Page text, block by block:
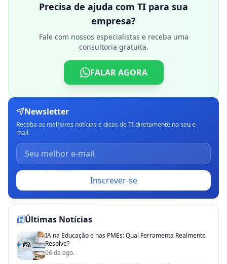
Precisa de ajuda com TI para sua
empresa?
Fale com nossos especialistas e receba uma
consultoria gratuita.
FALAR AGORA
Newsletter
Receba as melhores notícias e dicas de TI diretamente no seu e-
mail.
Inscrever-se
Últimas Notícias
IA na Educação e nas PMEs: Qual Ferramenta Realmente
Resolve?
06 de ago.